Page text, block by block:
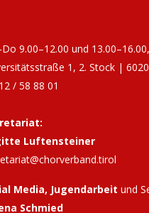
9.00–12.00 und
1, 2. Stock |
/ 58 88 01
Luftensteiner
Media, Jugendarbeit und
Schmied